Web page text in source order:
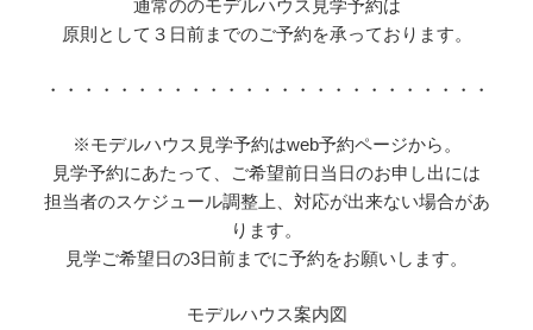
通常ののモデルハウス見学予約は
原則として３日前までのご予約を承っております。
・・・・・・・・・・・・・・・・・・・・・・・・・
※モデルハウス見学予約はweb予約ページから。
見学予約にあたって、ご希望前日当日のお申し出には
担当者のスケジュール調整上、対応が出来ない場合があ
ります。
見学ご希望日の3日前までに予約をお願いします。
モデルハウス案内図